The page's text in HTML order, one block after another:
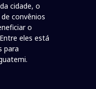
cidade, o
convênios
o
eles está
para